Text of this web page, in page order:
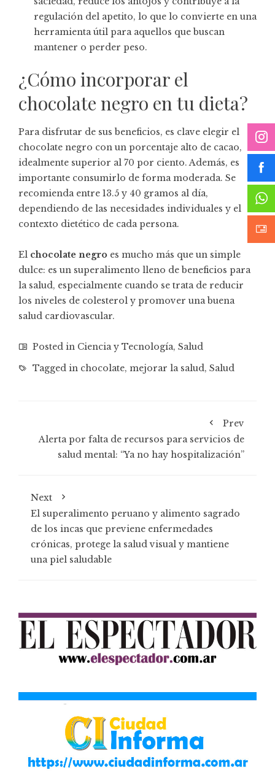
regulación del apetito, lo que lo convierte en una
herramienta útil para aquellos que buscan
mantener o perder peso.
¿Cómo incorporar el
chocolate negro en tu dieta?
Para disfrutar de sus beneficios, es clave elegir el
chocolate negro con un porcentaje alto de cacao,
idealmente superior al 70 por ciento. Además, es
importante consumirlo de forma moderada. Se
recomienda entre 13.5 y 40 gramos al día,
dependiendo de las necesidades individuales y el
contexto dietético de cada persona.
El chocolate negro es mucho más que un simple
dulce: es un superalimento lleno de beneficios para
la salud, especialmente cuando se trata de reducir
los niveles de colesterol y promover una buena
salud cardiovascular.
Posted in Ciencia y Tecnología, Salud
Tagged in chocolate, mejorar la salud, Salud
Prev
Alerta por falta de recursos para servicios de
salud mental: “Ya no hay hospitalización”
Next
El superalimento peruano y alimento sagrado
de los incas que previene enfermedades
crónicas, protege la salud visual y mantiene
una piel saludable